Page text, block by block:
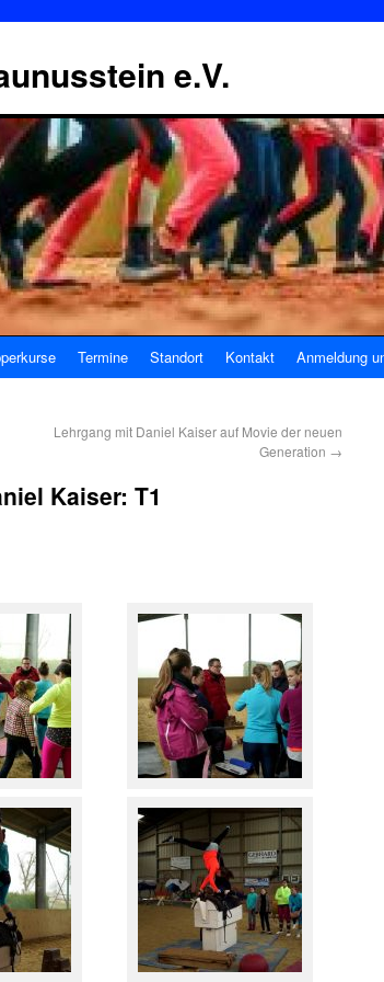
e.V.
Termine Standort Kontakt Anmeldung
Lehrgang mit Daniel Kaiser auf Movie der neuen
Generation →
Kaiser: T1